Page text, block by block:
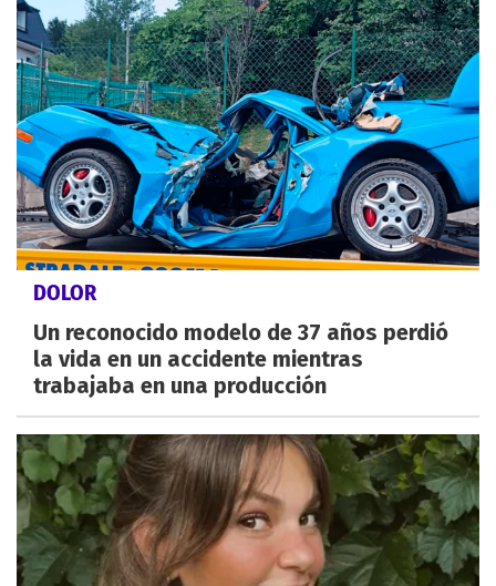
DOLOR
Un reconocido modelo de 37 años perdió
la vida en un accidente mientras
trabajaba en una producción